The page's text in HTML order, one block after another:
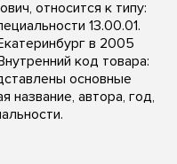
относится к типу:
13.00.01.
в 2005
код товара:
основные
название, автора, год,